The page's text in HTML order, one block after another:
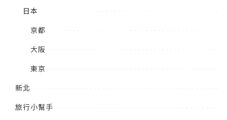
日本
京都
大阪
東京
新北
旅行小幫手